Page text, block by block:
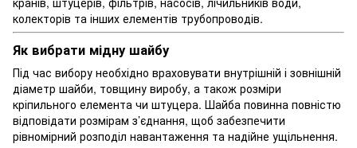
колекторів та інших елементів трубопроводів.
Як вибрати мідну шайбу
Під час вибору необхідно враховувати внутрішній і зовнішній
діаметр шайби, товщину виробу, а також розміри
кріпильного елемента чи штуцера. Шайба повинна повністю
відповідати розмірам з’єднання, щоб забезпечити
рівномірний розподіл навантаження та надійне ущільнення.